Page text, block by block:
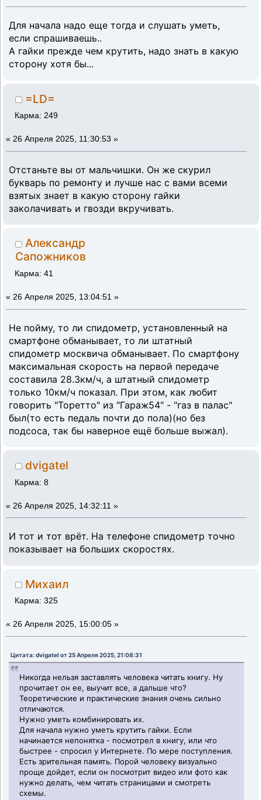
Для начала надо еще тогда и слушать уметь,
если спрашиваешь..
А гайки прежде чем крутить, надо знать в какую
сторону хотя бы...
=LD=
Карма: 249
« 26 Апреля 2025, 11:30:53 »
Отстаньте вы от мальчишки. Он же скурил
букварь по ремонту и лучше нас с вами всеми
взятых знает в какую сторону гайки
заколачивать и гвозди вкручивать.
Александр
Сапожников
Карма: 41
« 26 Апреля 2025, 13:04:51 »
Не пойму, то ли спидометр, установленный на
смартфоне обманывает, то ли штатный
спидометр москвича обманывает. По смартфону
максимальная скорость на первой передаче
составила 28.3км/ч, а штатный спидометр
только 10км/ч показал. При этом, как любит
говорить "Торетто" из "Гараж54" - "газ в палас"
был(то есть педаль почти до пола)(но без
подсоса, так бы наверное ещё больше выжал).
dvigatel
Карма: 8
« 26 Апреля 2025, 14:32:11 »
И тот и тот врёт. На телефоне спидометр точно
показывает на больших скоростях.
Михаил
Карма: 325
« 26 Апреля 2025, 15:00:05 »
Цитата: dvigatel от 25 Апреля 2025, 21:08:31
Никогда нельзя заставлять человека читать книгу. Ну
прочитает он ее, выучит все, а дальше что?
Теоретические и практические знания очень сильно
отличаются.
Нужно уметь комбинировать их.
Для начала нужно уметь крутить гайки. Если
начинается непонятка - посмотрел в книгу, или что
быстрее - спросил у Интернете. По мере поступления.
Есть зрительная память. Порой человеку визуально
проще дойдет, если он посмотрит видео или фото как
нужно делать, чем читать страницами и смотреть
схемы.